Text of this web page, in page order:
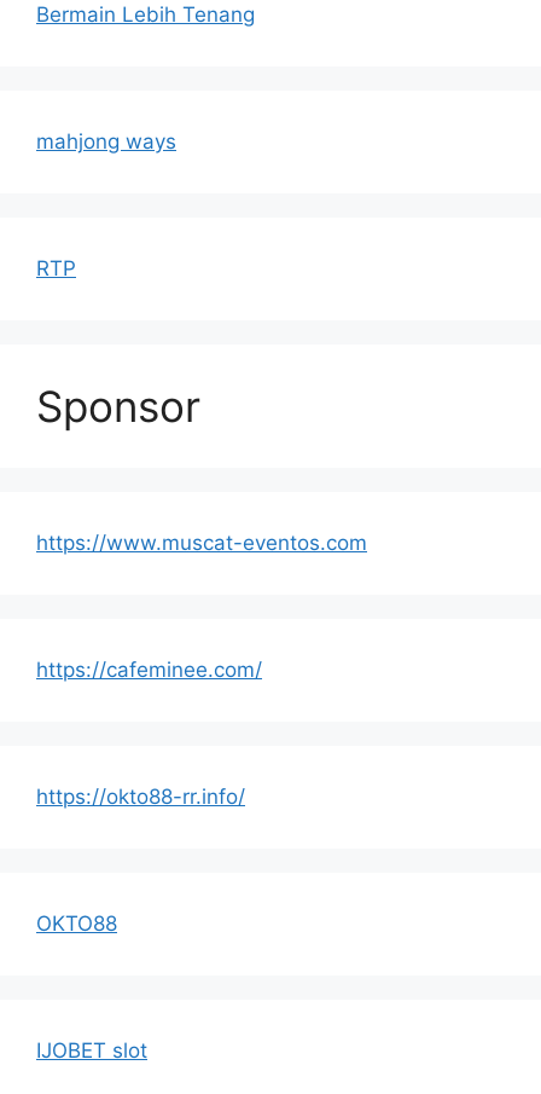
Bermain Lebih Tenang
mahjong ways
RTP
Sponsor
https://www.muscat-eventos.com
https://cafeminee.com/
https://okto88-rr.info/
OKTO88
IJOBET slot